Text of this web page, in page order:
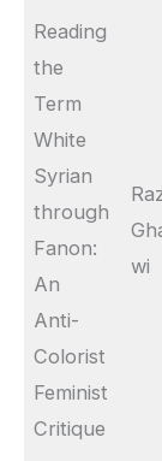
Reading
the
Term
White
Syrian
through
Fanon:
An
Anti-
Colorist
Feminist
Critique
wi